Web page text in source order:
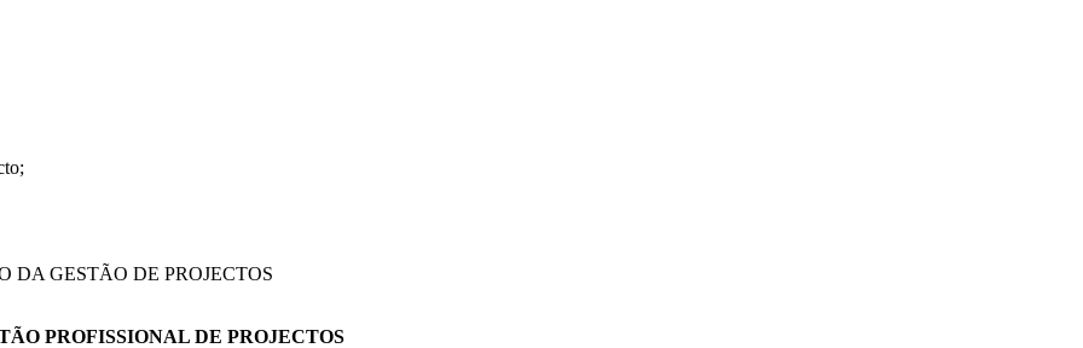
DA GESTÃO DE PROJECTOS
PROFISSIONAL DE PROJECTOS